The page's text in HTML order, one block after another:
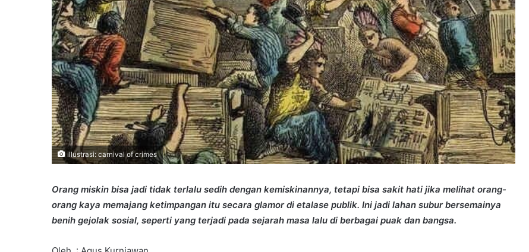
illustrasi: carnival of crimes
Orang miskin bisa jadi tidak terlalu sedih dengan kemiskinannya, tetapi bisa sakit hati jika melihat orang-
orang kaya memajang ketimpangan itu secara glamor di etalase publik. Ini jadi lahan subur bersemainya
benih gejolak sosial, seperti yang terjadi pada sejarah masa lalu di berbagai puak dan bangsa.